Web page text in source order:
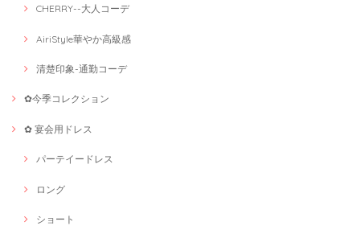
CHERRY--大人コーデ
AiriStyle華やか高級感
清楚印象-通勤コーデ
✿今季コレクション
✿ 宴会用ドレス
パーテイードレス
ロング
ショート